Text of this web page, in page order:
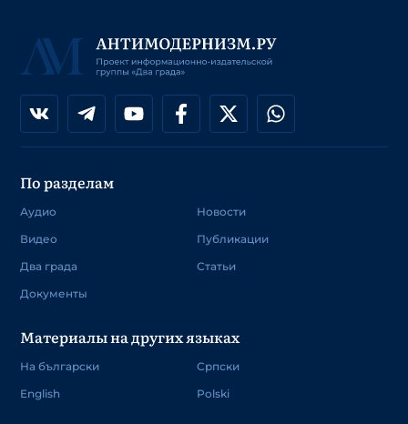
По разделам
Аудио
Видео
Два града
Документы
Новости
Публикации
Статьи
Материалы на других языках
На български
English
Српски
Polski